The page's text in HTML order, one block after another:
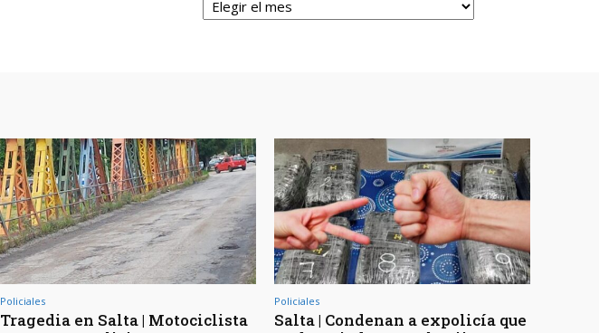
Policiales
Tragedia en Salta | Motociclista
Policiales
Salta | Condenan a expolicía que